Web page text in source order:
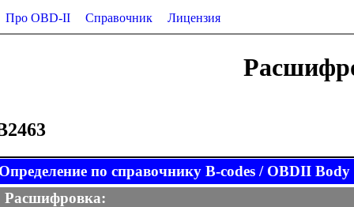
Про OBD-II Справочник Лицензия
по справочнику B-codes / OBDII Body
Расшифровка: